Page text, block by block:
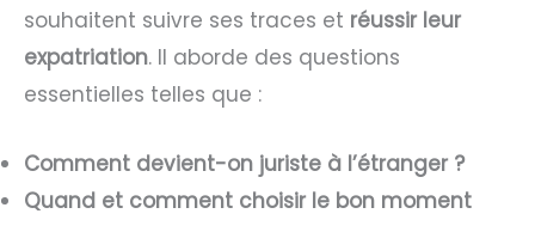
souhaitent suivre ses traces et réussir leur
expatriation. Il aborde des questions
essentielles telles que :
Comment devient-on juriste à l’étranger ?
Quand et comment choisir le bon moment